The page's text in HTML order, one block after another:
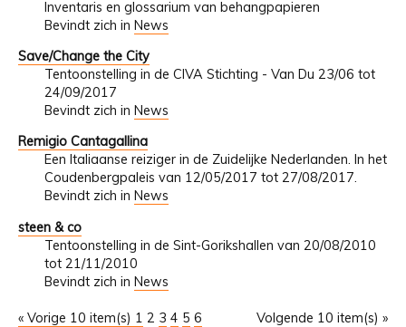
Inventaris en glossarium van behangpapieren
Bevindt zich in News
Save/Change the City
Tentoonstelling in de CIVA Stichting - Van Du 23/06 tot
24/09/2017
Bevindt zich in News
Remigio Cantagallina
Een Italiaanse reiziger in de Zuidelijke Nederlanden. In het
Coudenbergpaleis van 12/05/2017 tot 27/08/2017.
Bevindt zich in News
steen & co
Tentoonstelling in de Sint-Gorikshallen van 20/08/2010
tot 21/11/2010
Bevindt zich in News
« Vorige 10 item(s) Volgende 10 item(s) »
1 2 3 4 5 6